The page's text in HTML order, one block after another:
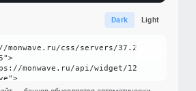
Dark Light